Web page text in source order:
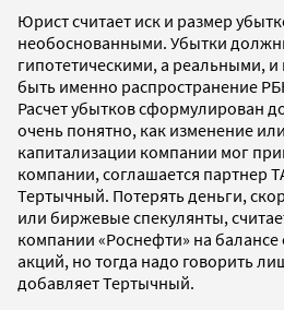
Юрист считает иск и размер
необоснованными. Убытки
гипотетическими, а реальными,
быть именно распространение
Расчет убытков сформулирован
очень понятно, как изменение
капитализации компании мог
компании, соглашается партнер
Тертычный. Потерять деньги,
или биржевые спекулянты,
компании «Роснефти» на балансе
акций, но тогда надо говорить
добавляет Тертычный.